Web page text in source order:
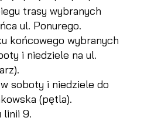
trasy wybranych
ul. Ponurego.
końcowego wybranych
i niedziele na ul.
soboty i niedziele do
(pętla).
linii 9.